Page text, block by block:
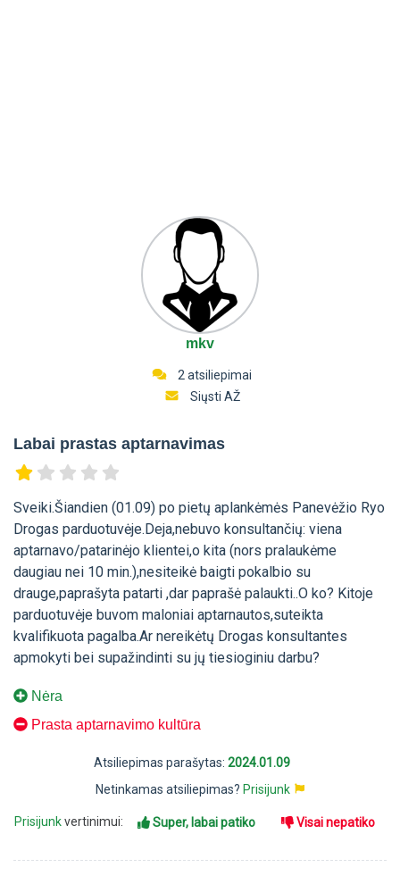
mkv
2 atsiliepimai
Siųsti AŽ
Labai prastas aptarnavimas
Sveiki.Šiandien (01.09) po pietų aplankėmės Panevėžio Ryo
Drogas parduotuvėje.Deja,nebuvo konsultančių: viena
aptarnavo/patarinėjo klientei,o kita (nors pralaukėme
daugiau nei 10 min.),nesiteikė baigti pokalbio su
drauge,paprašyta patarti ,dar paprašė palaukti..O ko? Kitoje
parduotuvėje buvom maloniai aptarnautos,suteikta
kvalifikuota pagalba.Ar nereikėtų Drogas konsultantes
apmokyti bei supažindinti su jų tiesioginiu darbu?
Nėra
Prasta aptarnavimo kultūra
Atsiliepimas parašytas: 2024.01.09
Netinkamas atsiliepimas? Prisijunk
Prisijunkvertinimui: Super, labai patiko Visai nepatiko